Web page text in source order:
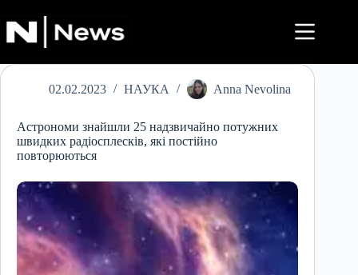
до
вмісту
02.02.2023 НАУКА Anna Nevolina
Астрономи знайшли 25 надзвичайно потужних
швидких радіосплесків, які постійно
повторюються